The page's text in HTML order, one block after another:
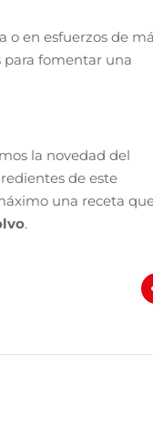
o en esfuerzos de
para fomentar una
la novedad del
de este
una receta
.